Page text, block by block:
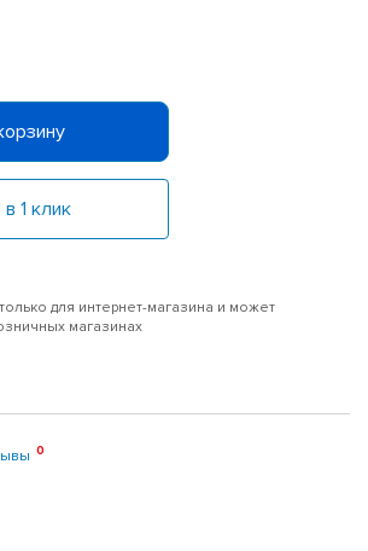
1 клик
для интернет-магазина и может
магазинах